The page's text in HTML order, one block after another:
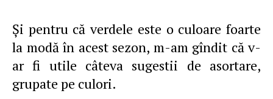
Şi pentru că verdele este o culoare foarte
la modă în acest sezon, m-am gîndit că v-
ar fi utile câteva sugestii de asortare,
grupate pe culori.